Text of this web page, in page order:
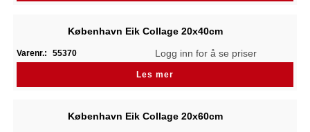
København Eik Collage 20x40cm
Varenr.: 55370 Logg inn for å se priser
Les mer
København Eik Collage 20x60cm